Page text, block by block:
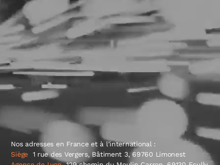
Retrouvez-
nous sur:
Mentions légales
Nos adresses en France et à l’international :
Siège 1 rue des Vergers, Bâtiment 3, 69760 Limonest